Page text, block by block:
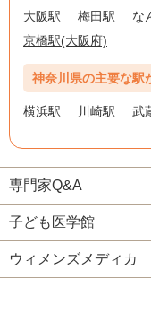
大阪駅 梅田駅 な
京橋駅(大阪府)
神奈川県の主要な駅
横浜駅 川崎駅 武
専門家Q&A
子ども医学館
ウィメンズメディカ